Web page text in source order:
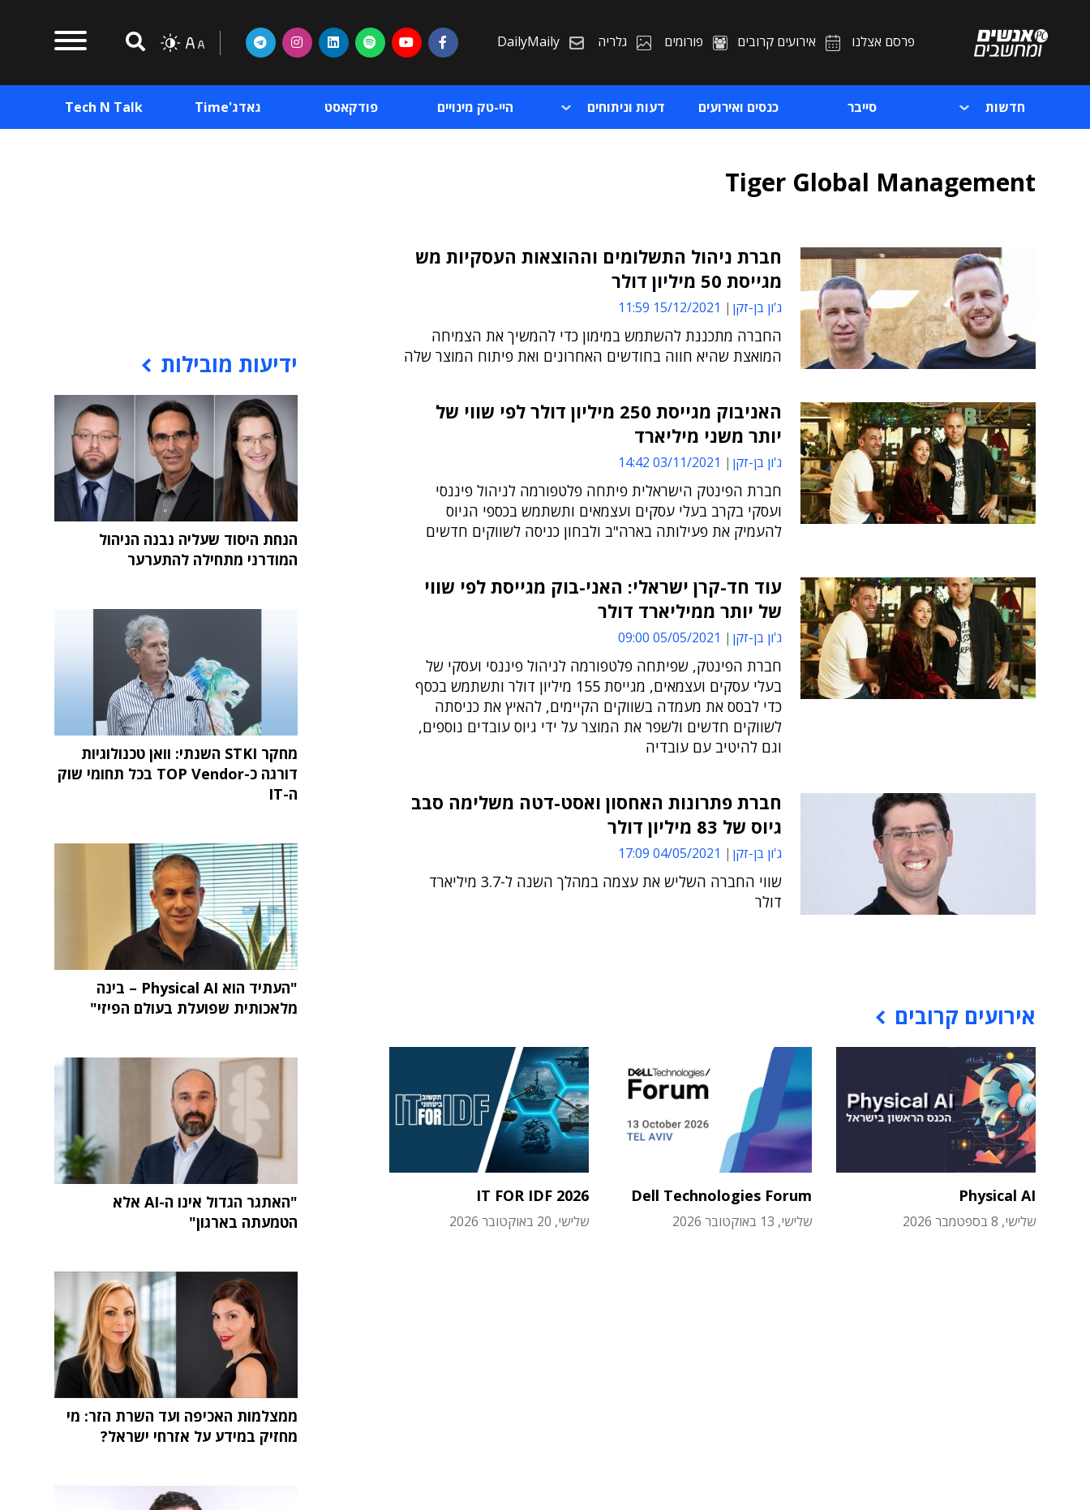
פרסם אצלנו אירועים קרובים פורומים גלריה DailyMaily
חדשות סייבר כנסים ואירועים דעות וניתוחים היי-טק מינויים פודקאסט גאדג'Time Tech N Talk
Tiger Global Management
חברת ניהול התשלומים וההוצאות העסקיות מש
מגייסת 50 מיליון דולר
ג'ון בן-זקן 15/12/2021 11:59
החברה מתכננת להשתמש במימון כדי להמשיך את הצמיחה
המואצת שהיא חווה בחודשים האחרונים ואת פיתוח המוצר שלה
האניבוק מגייסת 250 מיליון דולר לפי שווי של
יותר משני מיליארד
ג'ון בן-זקן 03/11/2021 14:42
חברת הפינטק הישראלית פיתחה פלטפורמה לניהול פיננסי
ועסקי בקרב בעלי עסקים ועצמאים ותשתמש בכספי הגיוס
להעמיק את פעילותה בארה"ב ולבחון כניסה לשווקים חדשים
עוד חד-קרן ישראלי: האני-בוק מגייסת לפי שווי
של יותר ממיליארד דולר
ג'ון בן-זקן 05/05/2021 09:00
חברת הפינטק, שפיתחה פלטפורמה לניהול פיננסי ועסקי של
בעלי עסקים ועצמאים, מגייסת 155 מיליון דולר ותשתמש בכסף
כדי לבסס את מעמדה בשווקים הקיימים, להאיץ את כניסתה
לשווקים חדשים ולשפר את המוצר על ידי גיוס עובדים נוספים,
וגם להיטיב עם עובדיה
חברת פתרונות האחסון ואסט-דטה משלימה סבב
גיוס של 83 מיליון דולר
ג'ון בן-זקן 04/05/2021 17:09
שווי החברה השליש את עצמה במהלך השנה ל-3.7 מיליארד
דולר
אירועים קרובים
Physical AI
שלישי, 8 בספטמבר 2026
Dell Technologies Forum
שלישי, 13 באוקטובר 2026
IT FOR IDF 2026
שלישי, 20 באוקטובר 2026
ידיעות מובילות
הנחת היסוד שעליה נבנה הניהול
המודרני מתחילה להתערער
מחקר STKI השנתי: וואן טכנולוגיות
דורגה כ-TOP Vendor בכל תחומי שוק
ה-IT
"העתיד הוא Physical AI – בינה
מלאכותית שפועלת בעולם הפיזי"
"האתגר הגדול אינו ה-AI אלא
הטמעתה בארגון"
ממצלמות האכיפה ועד השרת הזר: מי
מחזיק במידע על אזרחי ישראל?